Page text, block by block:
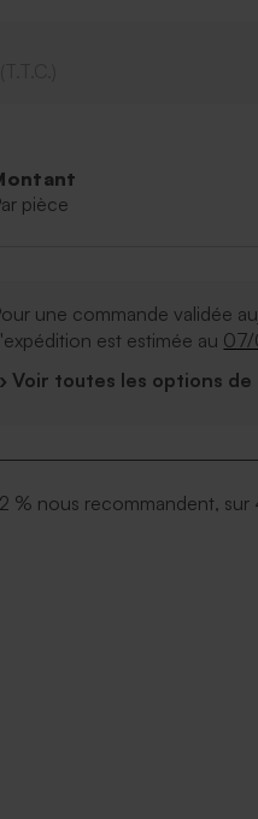
pièce
une commande validée
est estimée au
› Voir toutes les options de
% nous recommandent, sur